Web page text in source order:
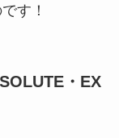
す！
・EX